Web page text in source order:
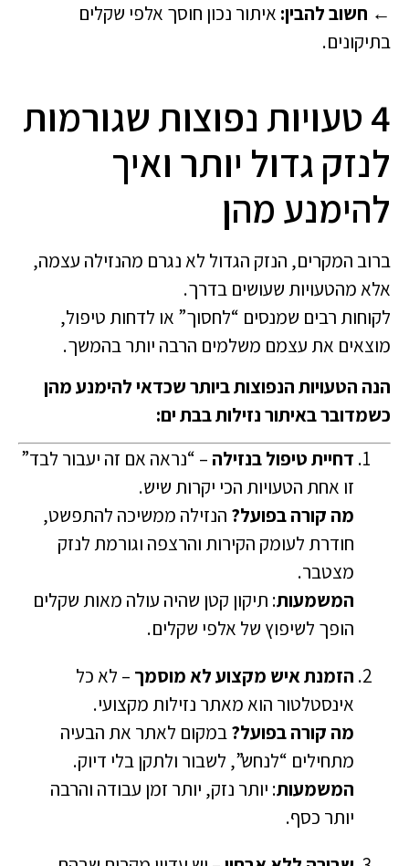
← חשוב להבין: איתור נכון חוסך אלפי שקלים
בתיקונים.
4 טעויות נפוצות שגורמות
לנזק גדול יותר ואיך
להימנע מהן
ברוב המקרים, הנזק הגדול לא נגרם מהנזילה עצמה,
אלא מהטעויות שעושים בדרך.
לקוחות רבים שמנסים “לחסוך” או לדחות טיפול,
מוצאים את עצמם משלמים הרבה יותר בהמשך.
הנה הטעויות הנפוצות ביותר שכדאי להימנע מהן
כשמדובר באיתור נזילות בבת ים:
דחיית טיפול בנזילה – “נראה אם זה יעבור לבד”
זו אחת הטעויות הכי יקרות שיש.
מה קורה בפועל? הנזילה ממשיכה להתפשט,
חודרת לעומק הקירות והרצפה וגורמת לנזק
מצטבר.
המשמעות: תיקון קטן שהיה עולה מאות שקלים
הופך לשיפוץ של אלפי שקלים.
הזמנת איש מקצוע לא מוסמך – לא כל
אינסטלטור הוא מאתר נזילות מקצועי.
מה קורה בפועל?במקום לאתר את הבעיה
מתחילים “לנחש”, לשבור ולתקן בלי דיוק.
המשמעות: יותר נזק, יותר זמן עבודה והרבה
יותר כסף.